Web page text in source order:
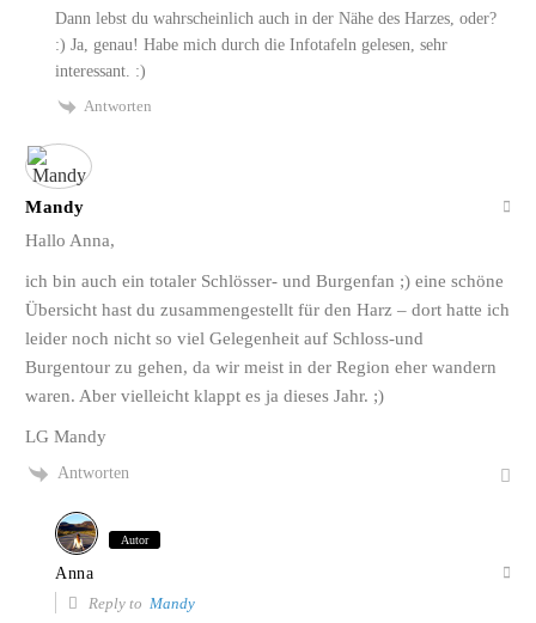
Dann lebst du wahrscheinlich auch in der Nähe des Harzes, oder?
:) Ja, genau! Habe mich durch die Infotafeln gelesen, sehr
interessant. :)
Antworten
Mandy
Hallo Anna,
ich bin auch ein totaler Schlösser- und Burgenfan ;) eine schöne
Übersicht hast du zusammengestellt für den Harz – dort hatte ich
leider noch nicht so viel Gelegenheit auf Schloss-und
Burgentour zu gehen, da wir meist in der Region eher wandern
waren. Aber vielleicht klappt es ja dieses Jahr. ;)
LG Mandy
Antworten
Autor
Anna
Reply to Mandy